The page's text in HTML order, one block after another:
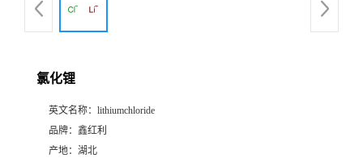
氯化锂
英文名称： lithiumchloride
品牌： 鑫红利
产地： 湖北